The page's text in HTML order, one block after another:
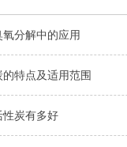
分解中的应用
特点及适用范围
性炭有多好